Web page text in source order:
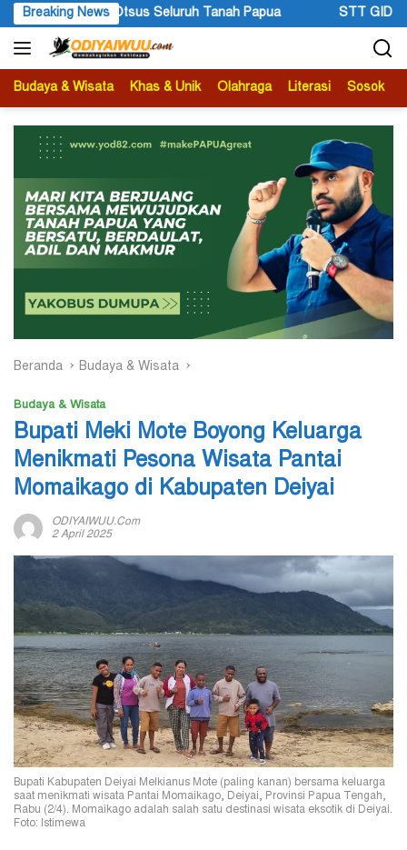
Langsung
ke
konten
Breaking News
STT GIDI Papua Apresiasi Setahun Kepemimpinan
Budaya & Wisata Khas & Unik Olahraga Literasi Sosok
Beranda Budaya & Wisata
Budaya & Wisata
Bupati Meki Mote Boyong Keluarga
Menikmati Pesona Wisata Pantai
Momaikago di Kabupaten Deiyai
ODIYAIWUU.com
2 April 2025
Bupati Kabupaten Deiyai Melkianus Mote (paling kanan) bersama keluarga
saat menikmati wisata Pantai Momaikago, Deiyai, Provinsi Papua Tengah,
Rabu (2/4). Momaikago adalah salah satu destinasi wisata eksotik di Deiyai.
Foto: Istimewa